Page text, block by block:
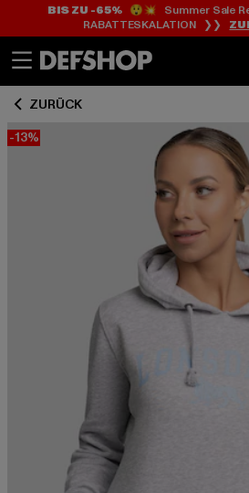
Zum
Inhalt
Zum
BIS ZU -65%😲💥 Summer Sale
RABATTESKALATION ❯❯
ZURÜCK
-13%